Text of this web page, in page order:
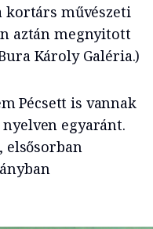
kortárs művészeti
aztán megnyitott
Károly Galéria.)
Pécsett is vannak
egyaránt.
elsősorban